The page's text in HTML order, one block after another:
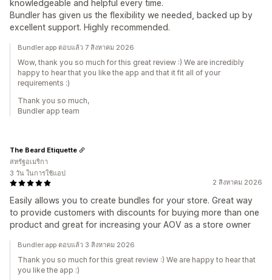
knowledgeable and helpful every time.
Bundler has given us the flexibility we needed, backed up by
excellent support. Highly recommended.
Bundler.app ตอบแล้ว 7 สิงหาคม 2026
Wow, thank you so much for this great review :) We are incredibly
happy to hear that you like the app and that it fit all of your
requirements :)
Thank you so much,
Bundler app team
2 สิงหาคม 2026
Easily allows you to create bundles for your store. Great way
to provide customers with discounts for buying more than one
product and great for increasing your AOV as a store owner
The Beard Etiquette
สหรัฐอเมริกา
3 วัน ในการใช้แอป
Bundler.app ตอบแล้ว 3 สิงหาคม 2026
Thank you so much for this great review :) We are happy to hear that
you like the app :)